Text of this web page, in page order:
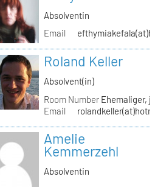
Absolventin
Email
Roland Keller
Absolvent(in)
Room NumberEhemaliger,
Email
Amelie
Kemmerzehl
Absolventin